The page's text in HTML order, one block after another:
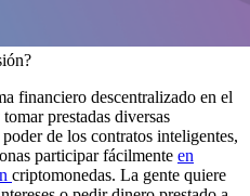
financiero descentralizado en el
prestadas diversas
de los contratos inteligentes,
participar fácilmente en
criptomonedas. La gente quiere